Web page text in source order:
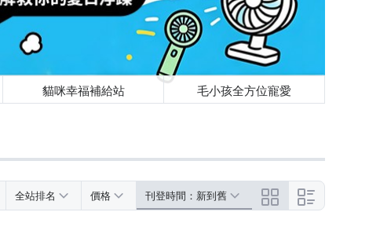
貓咪幸福補給站 毛小孩全方位寵愛
全站排名 價格 刊登時間：新到舊